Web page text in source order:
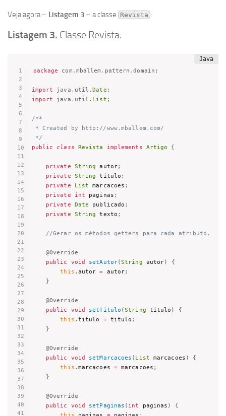
Veja agora – Listagem 3 – a classe Revista :
Listagem 3. Classe Revista.
package com . mballem . pattern .domain ;
import java . util .Date ;
import
java . util . List ;
/**
* Created by http://www.mballem.com/
*/
public class Revista implements Artigo {
private String autor;
private String titulo ;
private
List marcacoes ;
private
int paginas ;
private Date publicado ;
private String texto ;
//Gerar os métodos getters para cada atributo.
@Override
public
void setAutor(String autor)
{
this . autor = autor;
}
@Override
public
void setTitulo (String titulo )
{
this . titulo = titulo ;
}
@Override
public
void setMarcacoes ( List marcacoes )
{
this . marcacoes = marcacoes ;
}
@Override
public
void setPaginas ( int paginas )
{